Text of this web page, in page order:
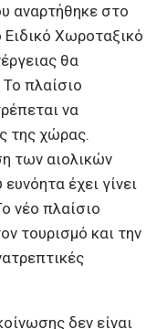
αναρτήθηκε στο
Ειδικό Χωροταξικό
θα
πλαίσιο
να
της χώρας.
των αιολικών
έχει γίνει
νέο πλαίσιο
τουρισμό και την
δεν είναι